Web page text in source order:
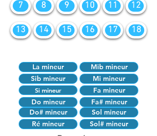
7 8 9 10 11 12
13 14 15 16 17 18
La mineur
Mib mineur
Sib mineur
Mi mineur
Si mineur
Fa mineur
Do mineur
Do# mineur
Fa# mineur
Sol mineur
Ré mineur
Sol# mineur